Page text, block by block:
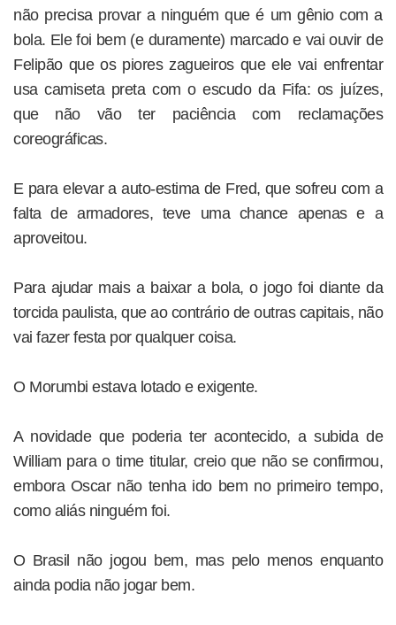
não precisa provar a ninguém que é um gênio com a
bola. Ele foi bem (e duramente) marcado e vai ouvir de
Felipão que os piores zagueiros que ele vai enfrentar
usa camiseta preta com o escudo da Fifa: os juízes,
que não vão ter paciência com reclamações
coreográficas.
E para elevar a auto-estima de Fred, que sofreu com a
falta de armadores, teve uma chance apenas e a
aproveitou.
Para ajudar mais a baixar a bola, o jogo foi diante da
torcida paulista, que ao contrário de outras capitais, não
vai fazer festa por qualquer coisa.
O Morumbi estava lotado e exigente.
A novidade que poderia ter acontecido, a subida de
William para o time titular, creio que não se confirmou,
embora Oscar não tenha ido bem no primeiro tempo,
como aliás ninguém foi.
O Brasil não jogou bem, mas pelo menos enquanto
ainda podia não jogar bem.